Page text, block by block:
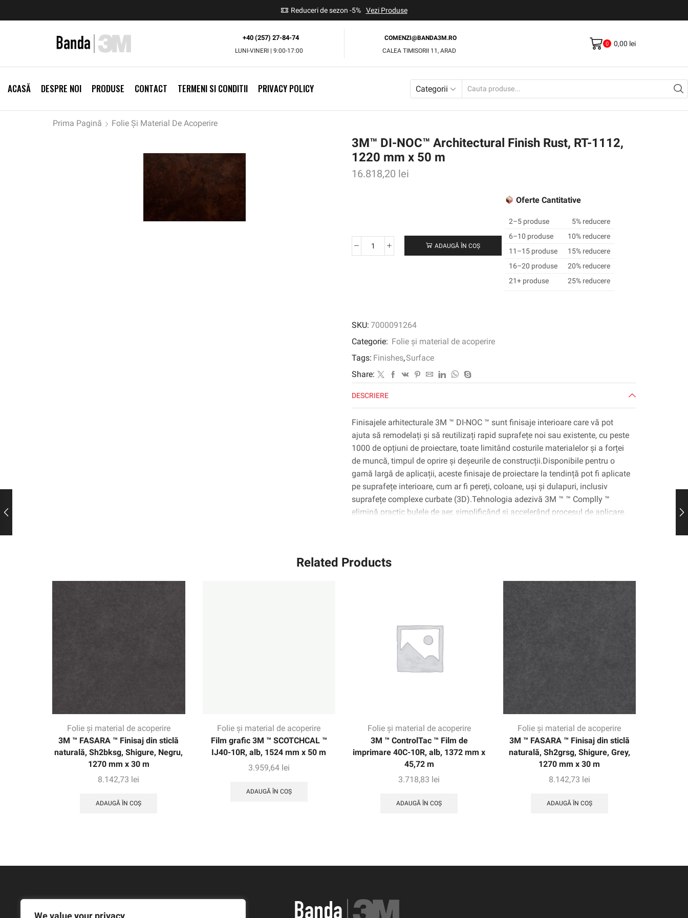
We value your privacy
Reduceri de sezon -5% Vezi Produse
+40 (257) 27-84-74
LUNI-VINERI | 9:00-17:00
COMENZI@BANDA3M.RO
CALEA TIMISORII 11, ARAD
0 0,00 lei
ACASĂ DESPRE NOI PRODUSE CONTACT TERMENI SI CONDITII PRIVACY POLICY Categorii
Prima Pagină Folie Și Material De Acoperire
3M™ DI-NOC™ Architectural Finish Rust, RT-1112,
1220 mm x 50 m
16.818,20 lei
Cantitate
RT-
1112,
mm
x
50
m
ADAUGĂ ÎN COȘ
Oferte Cantitative
2–5 produse
5% reducere
6–10 produse
10% reducere
11–15 produse
15% reducere
16–20 produse
20% reducere
21+ produse
25% reducere
SKU: 7000091264
Categorie: Folie și material de acoperire
Tags: Finishes,Surface
Share:
DESCRIERE
Finisajele arhitecturale 3M ™ DI-NOC ™ sunt finisaje interioare care vă pot
ajuta să remodelați și să reutilizați rapid suprafețe noi sau existente, cu peste
1000 de opțiuni de proiectare, toate limitând costurile materialelor și a forței
de muncă, timpul de oprire și deșeurile de construcții.Disponibile pentru o
gamă largă de aplicații, aceste finisaje de proiectare la tendință pot fi aplicate
pe suprafețe interioare, cum ar fi pereți, coloane, uși și dulapuri, inclusiv
suprafețe complexe curbate (3D).Tehnologia adezivă 3M ™ ™ Complly ™
elimină practic bulele de aer, simplificând și accelerând procesul de aplicare.
Related Products
Folie și material de acoperire
3M ™ FASARA ™ Finisaj din sticlă
naturală, Sh2bksg, Shigure, Negru,
1270 mm x 30 m
8.142,73 lei
ADAUGĂ ÎN COȘ
Folie și material de acoperire
Film grafic 3M ™ SCOTCHCAL ™
IJ40-10R, alb, 1524 mm x 50 m
3.959,64 lei
ADAUGĂ ÎN COȘ
Folie și material de acoperire
3M ™ ControlTac ™ Film de
imprimare 40C-10R, alb, 1372 mm x
45,72 m
3.718,83 lei
ADAUGĂ ÎN COȘ
Folie și material de acoperire
3M ™ FASARA ™ Finisaj din sticlă
naturală, Sh2grsg, Shigure, Grey,
1270 mm x 30 m
8.142,73 lei
ADAUGĂ ÎN COȘ